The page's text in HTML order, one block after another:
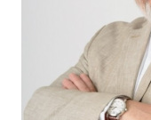
Guarda mi
este
comente.
Este sitio